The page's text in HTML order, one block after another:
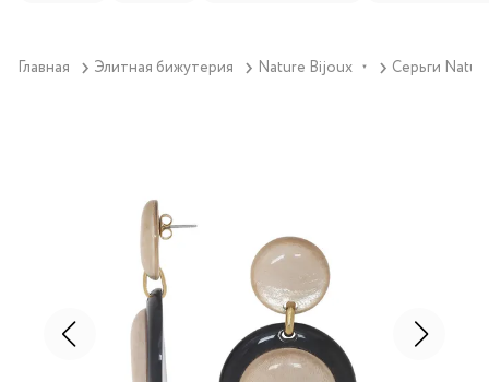
Главная Элитная бижутерия Nature Bijoux ▼ Серьги